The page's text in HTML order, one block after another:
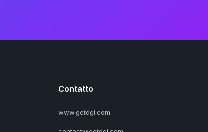
Contatto
www.getdgi.com